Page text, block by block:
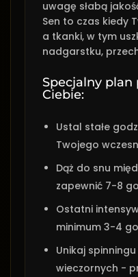
uwagę słabą
Sen to czas kiedy
a tkanki, w tym
nadgarstku,
Specjalny plan
Ciebie:
Ustal stałe
Twojego
Dąż do snu
zapewnić 7-8
Ostatni
minimum 3-4
Unikaj
wieczornych -